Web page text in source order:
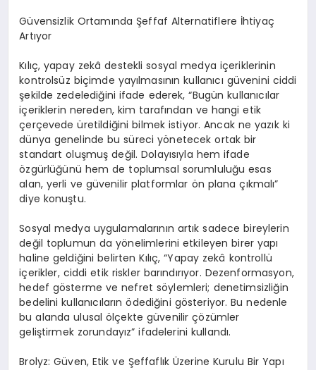
Güvensizlik Ortamında Şeffaf Alternatiflere İhtiyaç
Artıyor
Kılıç, yapay zekâdestekli sosyal medya içeriklerinin
kontrolsüz biçimde yayılmasının kullanıcı güvenini ciddi
şekilde zedelediğini ifade ederek,“Bugün kullanıcılar
içeriklerin nereden, kim tarafından ve hangi etik
çerçevedeüretildiğini bilmek istiyor. Ancak ne yazık ki
dünya genelinde bu süreci yönetecek ortak bir
standart oluşmuşdeğil. Dolayısıyla hem ifade
özgürlüğünü hem de toplumsal sorumluluğu esas
alan, yerli ve güvenilir platformlar ön planaçıkmalı”
diye konuştu.
Sosyal medya uygulamalarının artık sadece bireylerin
değil toplumun da yönelimlerini etkileyen birer yapı
haline geldiğini belirten Kılıç,“Yapay zekâ kontrollü
içerikler, ciddi etik riskler barındırıyor. Dezenformasyon,
hedef gösterme ve nefret söylemleri; denetimsizliğin
bedelini kullanıcılarınödediğini gösteriyor. Bu nedenle
bu alanda ulusalölçekte güvenilirçözümler
geliştirmek zorundayız”ifadelerini kullandı.
Brolyz: Güven, Etik ve Şeffaflık Üzerine Kurulu Bir Yapı